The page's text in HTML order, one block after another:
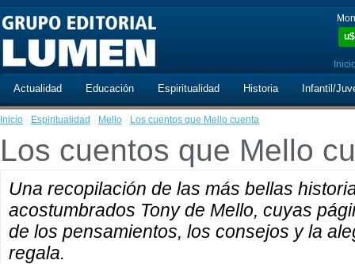
u$
Actualidad Educación Espiritualidad Historia Infantil/
Inicio · Espiritualidad · Mello · Los cuentos que Mello cuenta
Los cuentos que Mello
Una recopilación de las más bellas
acostumbrados Tony de Mello, cuyas
de los pensamientos, los consejos y la
regala.